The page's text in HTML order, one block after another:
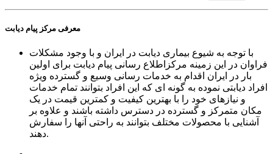
با توجه به شیوع بیماری دیابت در ایران و با وجود مشکلات
فراوان در این زمینه مرکزاطلاع رسانی پیام دیابت برای اولین
بار در ایران اقدام به خدمات رسانی وسیع و گسترده ویژه
افراد دیابتی نموده به گونه ای که این افراد بتوانند تمام خدمات
و نیازهای خود را با بهترین کیفیت و کمترین قیمت در یک
مکان متمرکز و گسترده در دسترس داشته باشند و علاوه بر
آشنایی با محصولات مختلف بتوانند به راحتی آنها را سفارش
دهند.